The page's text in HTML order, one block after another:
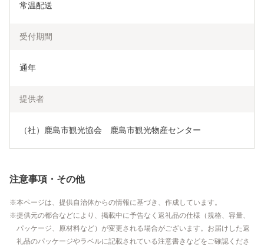
常温配送
受付期間
通年
提供者
（社）鹿島市観光協会　鹿島市観光物産センター
注意事項・その他
本ページは、提供自治体からの情報に基づき、作成しています。
提供元の都合などにより、掲載中に予告なく返礼品の仕様（規格、容量、
パッケージ、原材料など）が変更される場合がございます。お届けした返
礼品のパッケージやラベルに記載されている注意書きなどをご確認くださ